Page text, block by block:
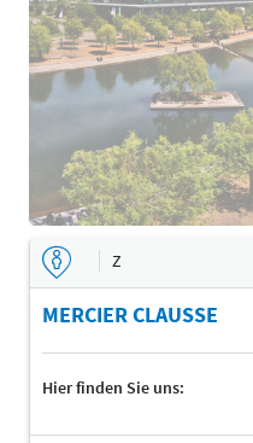
Z
MERCIER CLAUSSE
Hier finden Sie uns: